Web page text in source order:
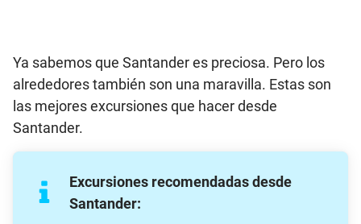
Ya sabemos que Santander es preciosa. Pero los
alrededores también son una maravilla. Estas son
las mejores excursiones que hacer desde
Santander.
Excursiones recomendadas desde
Santander: